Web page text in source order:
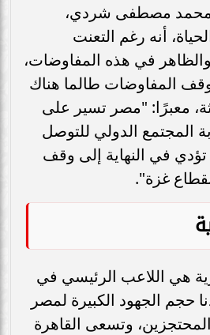
محمد مصطفى شردي،
أنه رغم التعنت
في هذه المفاوضات،
المفاوضات طالما هناك
معبرًا: "مصر تسير على
المجتمع الدولي للتوصل
في النهاية إلى وقف
غزة".
هي اللاعب الرئيسي في
حجم الجهود الكبيرة لمصر
وتسعى القاهرة